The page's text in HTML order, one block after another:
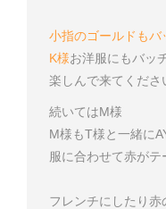
小指のゴールドもバ
K様お洋服にもバッ
楽しんで来てくださ
続いてはM様
M様もT様と一緒に
服に合わせて赤がテ
フレンチにしたり